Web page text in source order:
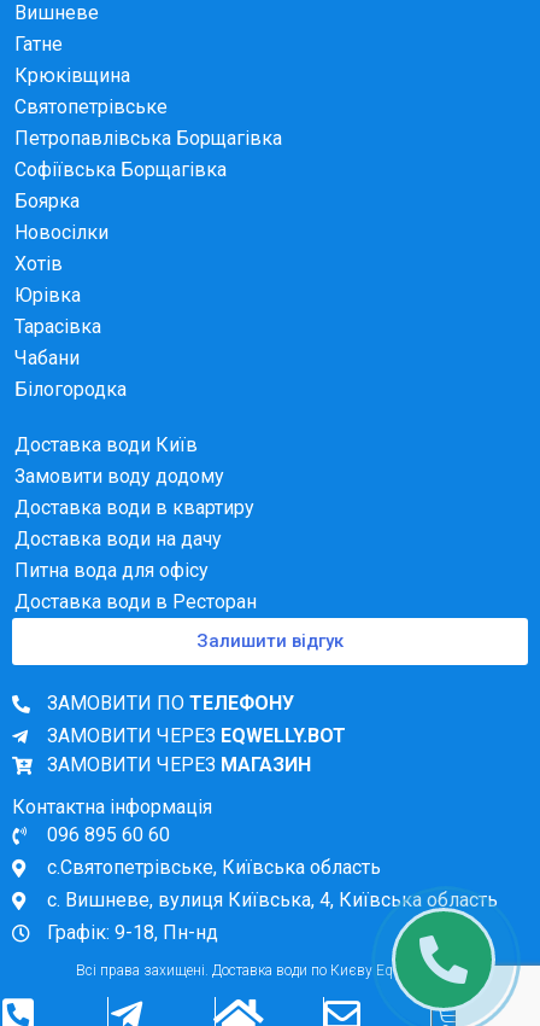
Вишневе
Гатне
Крюківщина
Святопетрівське
Петропавлівська Борщагівка
Софіївська Борщагівка
Боярка
Новосілки
Хотів
Юрівка
Тарасівка
Чабани
Білогородка
Доставка води Київ
Замовити воду додому
Доставка води в квартиру
Доставка води на дачу
Питна вода для офісу
Доставка води в Ресторан
Залишити відгук
ЗАМОВИТИ ПО ТЕЛЕФОНУ
ЗАМОВИТИ ЧЕРЕЗ EQWELLY.BOT
ЗАМОВИТИ ЧЕРЕЗ МАГАЗИН
Контактна інформація
096 895 60 60
с.Святопетрівське, Київська область
с. Вишневе, вулиця Київська, 4, Київська область
Графік: 9-18, Пн-нд
Всі права захищені. Доставка води по Києву Eqwelly. 2026